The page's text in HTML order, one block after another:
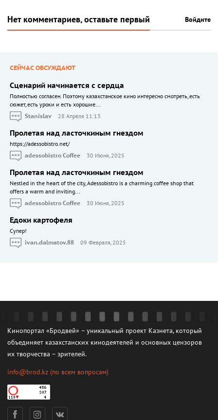
Нет комментариев, оставьте первый Войдите
СЕЙЧАС ОБСУЖДАЮТ
Сценарий начинается с сердца
Полностью согласен. Поэтому казахстанское кино интересно смотреть, есть
сюжет, есть уроки и есть хорошие...
Stanislav
28 Апреля 11:13
Пролетая над ласточкиным гнездом
https://adessobistro.net/
adessobistro Coffee
30 Июня, 2025
Пролетая над ласточкиным гнездом
Nestled in the heart of the city, Adessobistro is a charming coffee shop that
offers a warm and inviting...
adessobistro Coffee
30 Июня, 2025
Едоки картофеля
Cупер!
ivan.dalmatov.88
09 Февраля, 2025
Кинопортал «Бродвей» – уникальный проект Казнета, который
объединяет казахстанских кинодеятелей и основных цензоров
их творчества – зрителей.
info@brod.kz (по всем вопросам)